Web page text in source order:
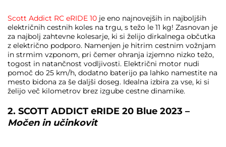
Scott Addict RC eRIDE 10 je eno najnovejših in najboljših
električnih cestnih koles na trgu, s težo le 11 kg! Zasnovan je
za najbolj zahtevne kolesarje, ki si želijo dirkalnega občutka
z električno podporo. Namenjen je hitrim cestnim vožnjam
in strmim vzponom, pri čemer ohranja izjemno nizko težo,
togost in natančnost vodljivosti. Električni motor nudi
pomoč do 25 km/h, dodatno baterijo pa lahko namestite na
mesto bidona za še daljši doseg. Idealna izbira za vse, ki si
želijo več kilometrov brez izgube cestne dinamike.
2. SCOTT ADDICT eRIDE 20 Blue 2023 –
Močen in učinkovit